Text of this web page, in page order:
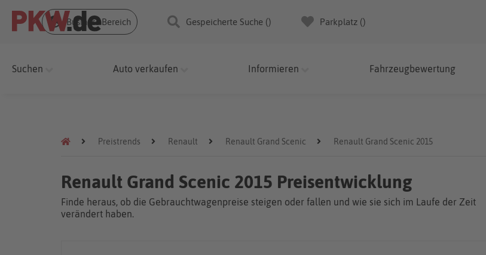
Business Bereich Gespeicherte Suche () Parkplatz ()
Suchen Auto verkaufen Informieren Fahrzeugbewertung
Preistrends Renault Renault Grand Scenic Renault Grand Scenic 2015
Renault Grand Scenic 2015 Preisentwicklung
Finde heraus, ob die Gebrauchtwagenpreise steigen oder fallen und wie sie sich im Laufe der Zeit
verändert haben.